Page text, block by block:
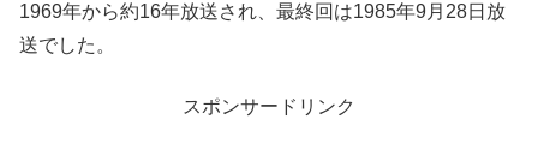
1969年から約16年放送され、最終回は1985年9月28日放
送でした。
スポンサードリンク